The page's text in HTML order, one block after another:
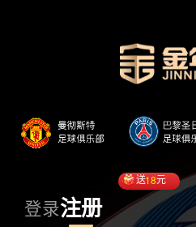
登录注册
送18元